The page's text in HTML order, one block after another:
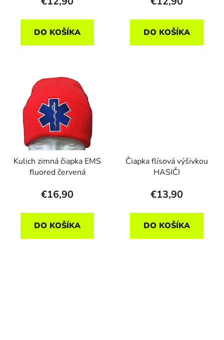
DO KOŠÍKA DO KOŠÍKA
Kulich zimná čiapka EMS
fluored červená
€16,90
DO KOŠÍKA
Čiapka flísová výšivkou
HASIČI
€13,90
DO KOŠÍKA